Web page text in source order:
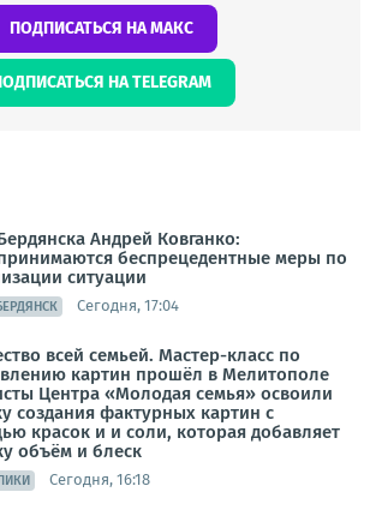
ПОДПИСАТЬСЯ НА МАКС
НА TELEGRAM
Андрей Ковганко:
беспрецедентные меры по
ситуации
Сегодня, 17:04
всей семьей. Мастер-класс по
картин прошёл в Мелитополе
Центра «Молодая семья» освоили
создания фактурных картин с
красок и и соли, которая добавляет
объём и блеск
Сегодня, 16:18